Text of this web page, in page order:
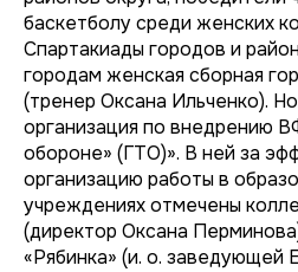
баскетболу среди женских
Спартакиады городов и
городам женская сборная
(тренер Оксана Ильченко).
организация по внедрению
обороне» (ГТО)». В ней за
организацию работы в
учреждениях отмечены
(директор Оксана
«Рябинка» (и. о. заведующей